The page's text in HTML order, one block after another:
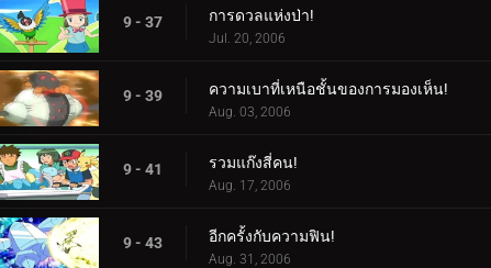
9 - 37 การดวลแห่งป่า!
Jul. 20, 2006
9 - 39 ความเบาที่เหนือชั้นของการมองเห็น!
Aug. 03, 2006
9 - 41 รวมแก๊งสี่คน!
Aug. 17, 2006
9 - 43 อีกครั้งกับความฟิน!
Aug. 31, 2006